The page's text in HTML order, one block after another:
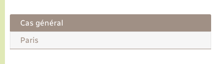
Voirie et espace public
Cas général
Paris